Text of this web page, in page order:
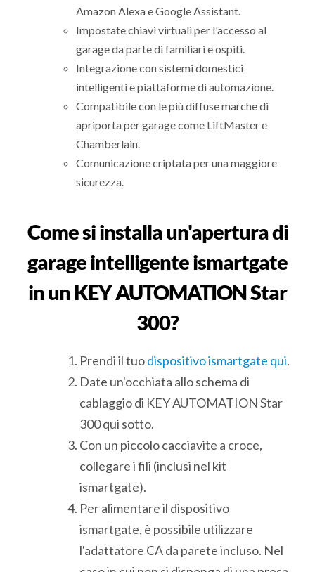
Amazon Alexa e Google Assistant.
Impostate chiavi virtuali per l'accesso al
garage da parte di familiari e ospiti.
Integrazione con sistemi domestici
intelligenti e piattaforme di automazione.
Compatibile con le più diffuse marche di
apriporta per garage come LiftMaster e
Chamberlain.
Comunicazione criptata per una maggiore
sicurezza.
Come si installa un'apertura di
garage intelligente ismartgate
in un KEY AUTOMATION Star
300?
Prendi il tuodispositivo ismartgate qui.
Date un'occhiata allo schema di
cablaggio di KEY AUTOMATION Star
300 qui sotto.
Con un piccolo cacciavite a croce,
collegare i fili (inclusi nel kit
ismartgate).
Per alimentare il dispositivo
ismartgate, è possibile utilizzare
l'adattatore CA da parete incluso. Nel